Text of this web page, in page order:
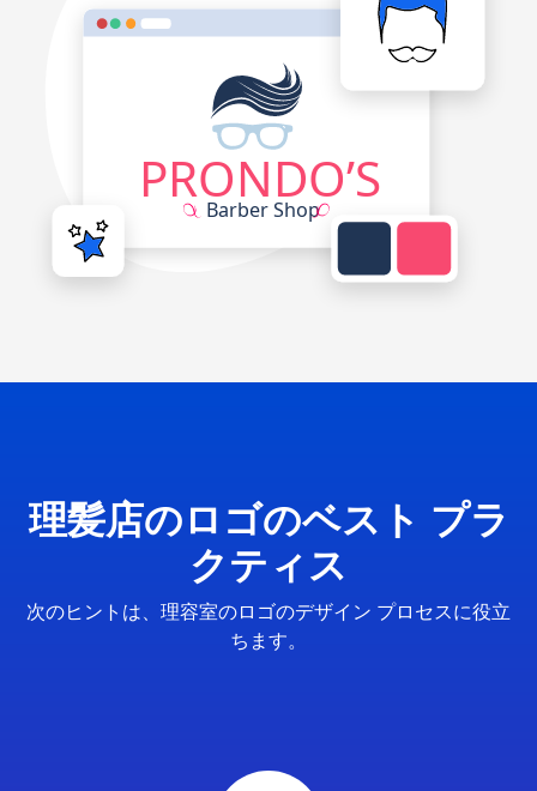
理髪店のロゴのベスト プラ
クティス
次のヒントは、理容室のロゴのデザイン プロセスに役立
ちます。